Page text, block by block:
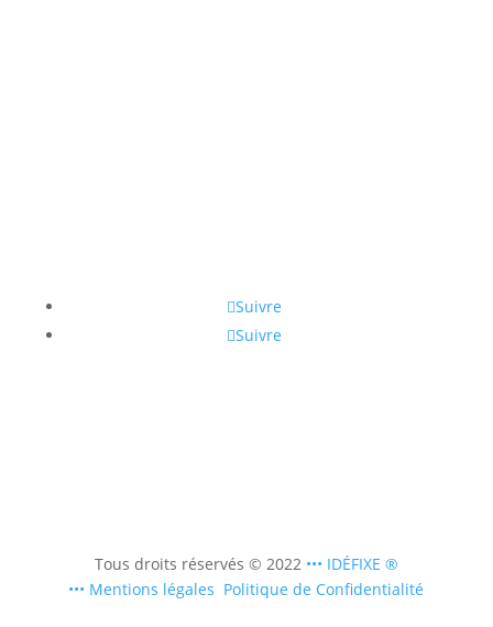
Suivre
Suivre
Tous droits réservés © 2022 ••• IDÉFIXE ®
••• Mentions légales Politique de Confidentialité